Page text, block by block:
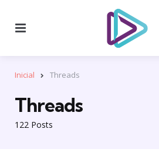
Inicial Threads
122 Posts
Threads